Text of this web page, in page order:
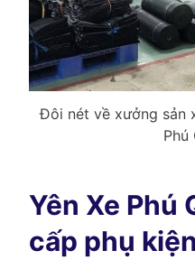
Đôi nét về xưởng sản
Phú
Yên Xe Phú
cấp phụ